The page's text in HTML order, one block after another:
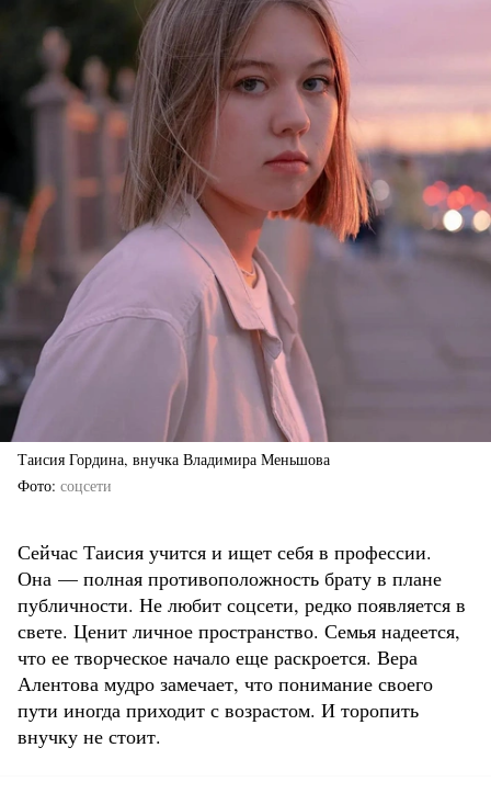
Таисия Гордина, внучка Владимира Меньшова
Фото соцсети
Сейчас Таисия учится и ищет себя в профессии.
Она — полная противоположность брату в плане
публичности. Не любит соцсети, редко появляется в
свете. Ценит личное пространство. Семья надеется,
что ее творческое начало еще раскроется. Вера
Алентова мудро замечает, что понимание своего
пути иногда приходит с возрастом. И торопить
внучку не стоит.